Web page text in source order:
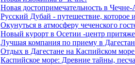
Новая достопримечательность в
Русский Дубай - путешествие, которое
Окунуться в атмосферу чеченского
Новый курорт в Осетии -центр
Лучшая компания по приему в
Отдых в Дагестане на Каспийском
Каспийское море: Древние тайны,